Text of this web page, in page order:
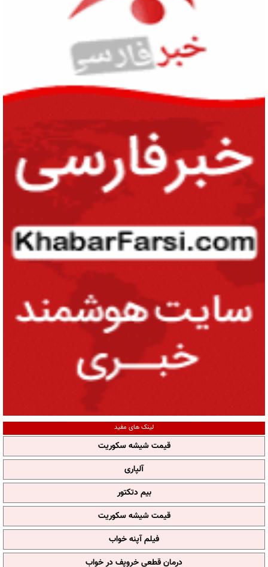
لینک های مفید
قیمت شیشه سکوریت
آلپاری
بیم دتکتور
قیمت شیشه سکوریت
فیلم آپنه خواب
درمان قطعی خروپف در خواب